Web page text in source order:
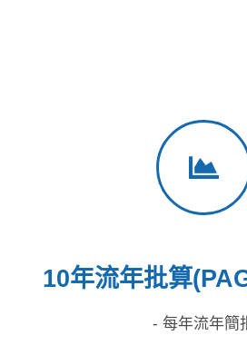
10年流年批算
- 每年流年簡